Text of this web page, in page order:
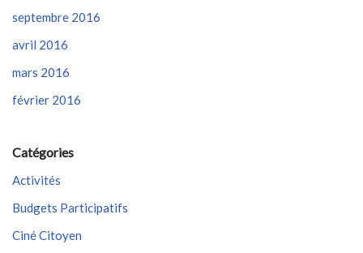
septembre 2016
avril 2016
mars 2016
février 2016
Catégories
Activités
Budgets Participatifs
Ciné Citoyen